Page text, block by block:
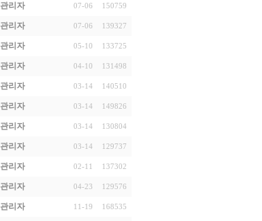
관리자 07-06 150759
관리자 07-06 139327
관리자 05-10 133725
관리자 04-10 131498
관리자 03-14 140510
관리자 03-14 149826
관리자 03-14 130804
관리자 03-14 129737
관리자 02-11 137302
관리자 04-23 129576
관리자 11-19 168535